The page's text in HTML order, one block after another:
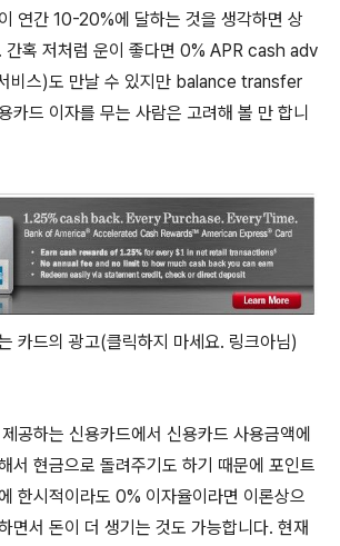
연간 10-20%에 달하는 것을 생각하면 상
간혹 저처럼 운이 좋다면 0% APR cash adv
비스)도 만날 수 있지만 balance transfer
카드 이자를 무는 사람은 고려해 볼 만 합니
카드의 광고(클릭하지 마세요. 링크아님)
공하는 신용카드에서 신용카드 사용금액에
서 현금으로 돌려주기도 하기 때문에 포인트
한시적이라도 0% 이자율이라면 이론상으
면서 돈이 더 생기는 것도 가능합니다. 현재